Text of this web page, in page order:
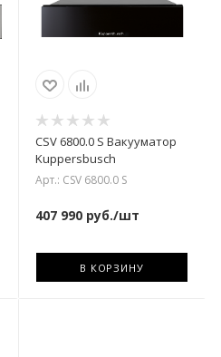
CSV 6800.0 S Вакууматор
Kuppersbusch
Арт.: CSV 6800.0 S
407 990руб./шт
В КОРЗИНУ